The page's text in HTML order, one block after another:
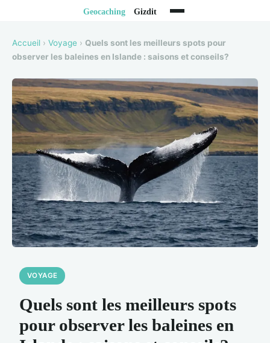
Accueil › Voyage › Quels sont les meilleurs spots pour
observer les baleines en Islande : saisons et conseils?
VOYAGE
Quels sont les meilleurs spots
pour observer les baleines en